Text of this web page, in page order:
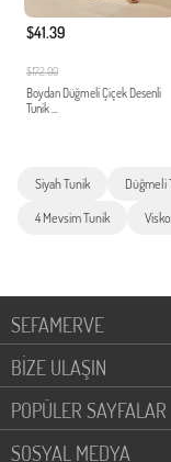
$41.39
$172.00
Boydan Düğmeli Çiçek Desenli
Tunik ...
Siyah Tunik Düğmeli
4 Mevsim Tunik
SEFAMERVE
BİZE ULAŞIN
POPÜLER SAYFALAR
SOSYAL MEDYA